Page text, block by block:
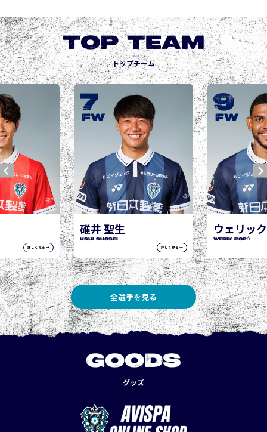
TOP TEAM
トップチーム
詳しく見る →
ウェリック ポポ
WERIK POPÓ
詳しく見る →
9
FW
城後 寿
JOGO Hisashi
10
FW
全選手を見る
GOODS
グッズ